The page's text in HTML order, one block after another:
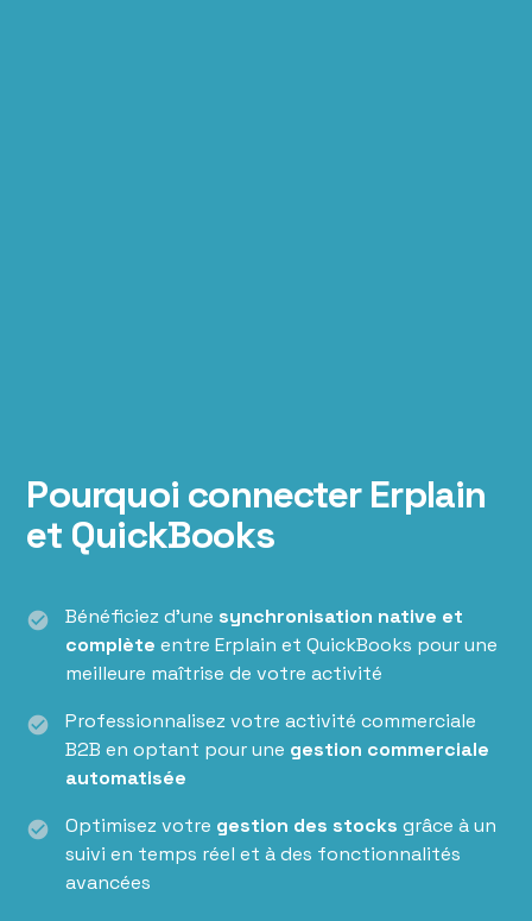
Pourquoi connecter Erplain
et QuickBooks
check_circle Bénéficiez d'une synchronisation native et
complète entre Erplain et QuickBooks pour une
meilleure maîtrise de votre activité
check_circle
Professionnalisez votre activité commerciale
B2B en optant pour une gestion commerciale
automatisée
check_circle Optimisez votre gestion des stocksgrâce à un
suivi en temps réel et à des fonctionnalités
avancées